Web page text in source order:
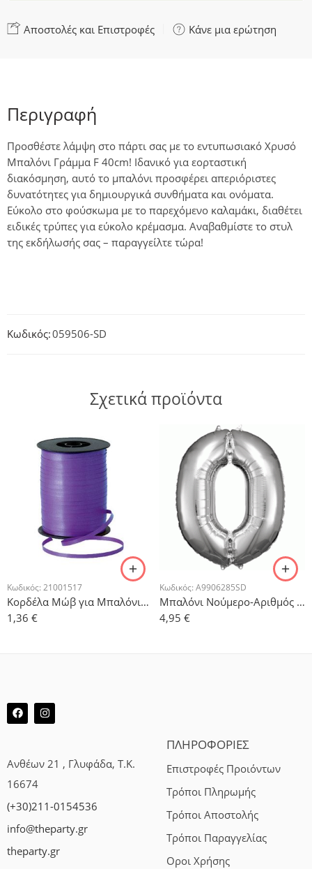
Αποστολές και Επιστροφές Κάνε μια ερώτηση
Περιγραφή
Προσθέστε λάμψη στο πάρτι σας με το εντυπωσιακό Χρυσό
Μπαλόνι Γράμμα F 40cm! Ιδανικό για εορταστική
διακόσμηση, αυτό το μπαλόνι προσφέρει απεριόριστες
δυνατότητες για δημιουργικά συνθήματα και ονόματα.
Εύκολο στο φούσκωμα με το παρεχόμενο καλαμάκι, διαθέτει
ειδικές τρύπες για εύκολο κρέμασμα. Αναβαθμίστε το στυλ
της εκδήλωσής σας – παραγγείλτε τώρα!
Κωδικός:059506-SD
Σχετικά προϊόντα
Κωδικός: 21001517
Κορδέλα Μώβ για Μπαλόνια 500μ
1,36 €
Κωδικός: A9906285SD
Μπαλόνι Νούμερο-Αριθμός 0 Ασημί 88x55cm
4,95 €
Ανθέων 21 , Γλυφάδα, Τ.Κ.
16674
(+30)211-0154536
info@theparty.gr
theparty.gr
ΠΛΗΡΟΦΟΡΙΕΣ
Επιστροφές Προιόντων
Τρόποι Πληρωμής
Τρόποι Αποστολής
Τρόποι Παραγγελίας
Οροι Χρήσης